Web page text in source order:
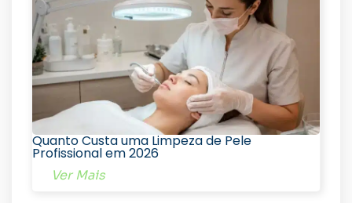
Quanto Custa uma Limpeza de Pele
Profissional em 2026
Ver Mais